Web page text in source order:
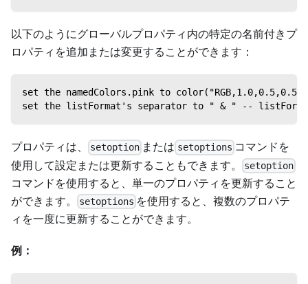
以下のようにグローバルプロパティ内の特定の名前付きプ
ロパティを追加または変更することができます：
set the namedColors.pink to color("RGB,1.0,0.5,0.5") --
set the listFormat's separator to " & " -- listFormatグロ
プロパティは、 setoption または setoptions コマンドを
使用して設定または更新することもできます。
setoption
コマンドを使用すると、単一のプロパティを更新すること
ができます。
setoptions を使用すると、複数のプロパテ
ィを一度に更新することができます。
例：